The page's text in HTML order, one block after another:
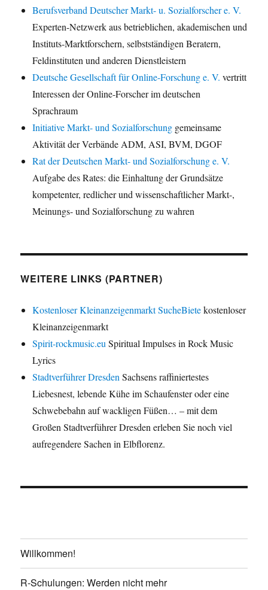
Berufsverband Deutscher Markt- u. Sozialforscher e. V.
Experten-Netzwerk aus betrieblichen, akademischen und
Instituts-Marktforschern, selbstständigen Beratern,
Feldinstituten und anderen Dienstleistern
Deutsche Gesellschaft für Online-Forschung e. V. vertritt
Interessen der Online-Forscher im deutschen
Sprachraum
Initiative Markt- und Sozialforschung gemeinsame
Aktivität der Verbände ADM, ASI, BVM, DGOF
Rat der Deutschen Markt- und Sozialforschung e. V.
Aufgabe des Rates: die Einhaltung der Grundsätze
kompetenter, redlicher und wissenschaftlicher Markt-,
Meinungs- und Sozialforschung zu wahren
WEITERE LINKS (PARTNER)
Kostenloser Kleinanzeigenmarkt SucheBietekostenloser
Kleinanzeigenmarkt
Spirit-rockmusic.eu Spiritual Impulses in Rock Music
Lyrics
Stadtverführer Dresden Sachsens raffiniertestes
Liebesnest, lebende Kühe im Schaufenster oder eine
Schwebebahn auf wackligen Füßen… – mit dem
Großen Stadtverführer Dresden erleben Sie noch viel
aufregendere Sachen in Elbflorenz.
Willkommen!
R-Schulungen: Werden nicht mehr